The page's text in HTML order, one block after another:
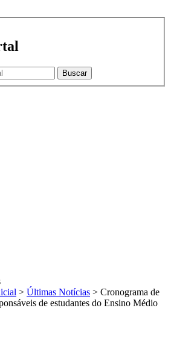
Buscar
> Últimas Notícias > Cronograma de
de estudantes do Ensino Médio